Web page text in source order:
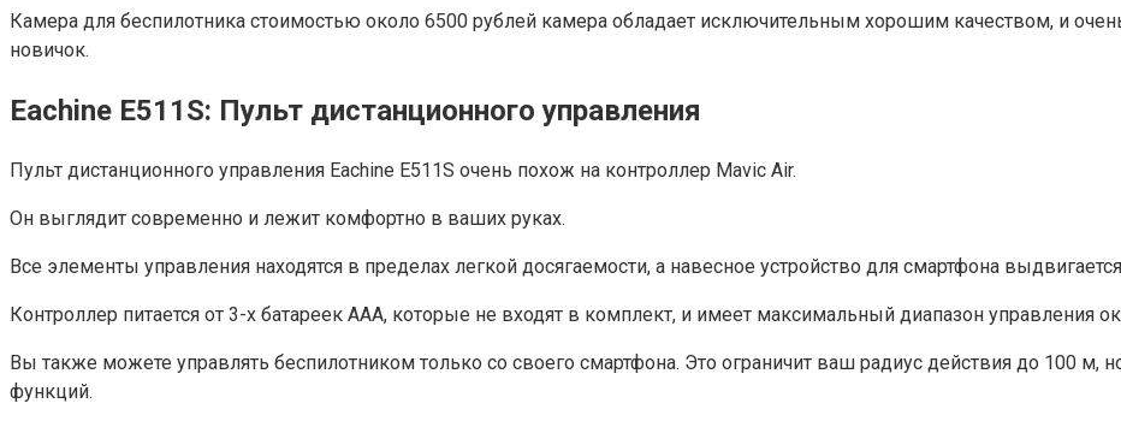
Камера для беспилотника стоимостью около 6500 рублей камера обладает исключительным хорошим качеством, и
новичок.
Eachine E511S: Пульт дистанционного управления
Пульт дистанционного управления Eachine E511S очень похож на контроллер Mavic Air.
Он выглядит современно и лежит комфортно в ваших руках.
Все элементы управления находятся в пределах легкой досягаемости, а навесное устройство для смартфона
Контроллер питается от 3-х батареек ААА, которые не входят в комплект, и имеет максимальный диапазон управления
Вы также можете управлять беспилотником только со своего смартфона. Это ограничит ваш радиус действия до 100 м,
функций.